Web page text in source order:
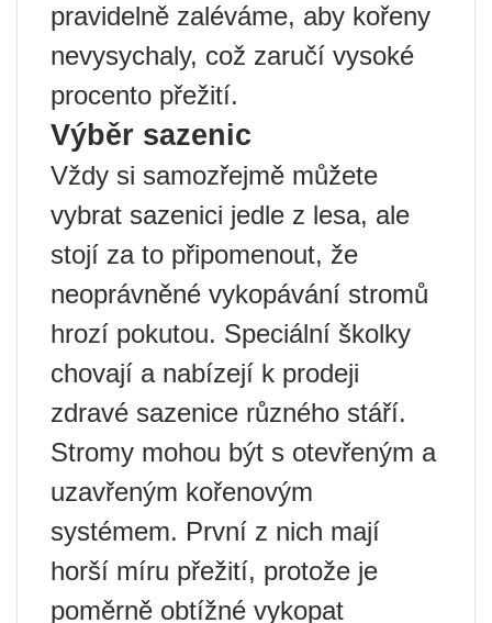
pravidelně zaléváme, aby kořeny
nevysychaly, což zaručí vysoké
procento přežití.
Výběr sazenic
Vždy si samozřejmě můžete
vybrat sazenici jedle z lesa, ale
stojí za to připomenout, že
neoprávněné vykopávání stromů
hrozí pokutou. Speciální školky
chovají a nabízejí k prodeji
zdravé sazenice různého stáří.
Stromy mohou být s otevřeným a
uzavřeným kořenovým
systémem. První z nich mají
horší míru přežití, protože je
poměrně obtížné vykopat